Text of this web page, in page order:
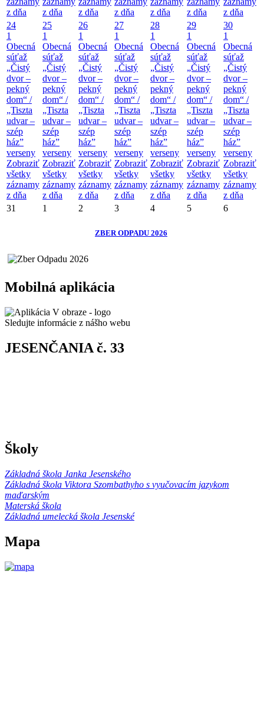
z dňa
z dňa
z dňa
z dňa
z dňa
z dňa
z dňa
24
1
Obecná
súťaž
„Čistý
dvor –
pekný
dom“ /
„Tiszta
udvar –
szép
ház”
verseny
Zobraziť
všetky
záznamy
z dňa
25
1
Obecná
súťaž
„Čistý
dvor –
pekný
dom“ /
„Tiszta
udvar –
szép
ház”
verseny
Zobraziť
všetky
záznamy
z dňa
26
1
Obecná
súťaž
„Čistý
dvor –
pekný
dom“ /
„Tiszta
udvar –
szép
ház”
verseny
Zobraziť
všetky
záznamy
z dňa
27
1
Obecná
súťaž
„Čistý
dvor –
pekný
dom“ /
„Tiszta
udvar –
szép
ház”
verseny
Zobraziť
všetky
záznamy
z dňa
28
1
Obecná
súťaž
„Čistý
dvor –
pekný
dom“ /
„Tiszta
udvar –
szép
ház”
verseny
Zobraziť
všetky
záznamy
z dňa
29
1
Obecná
súťaž
„Čistý
dvor –
pekný
dom“ /
„Tiszta
udvar –
szép
ház”
verseny
Zobraziť
všetky
záznamy
z dňa
30
1
Obecná
súťaž
„Čistý
dvor –
pekný
dom“ /
„Tiszta
udvar –
szép
ház”
verseny
Zobraziť
všetky
záznamy
z dňa
31
1 2 3 4 5 6
ZBER ODPADU 2026
Mobilná aplikácia
Sledujte informácie z nášho webu
JESENČANIA č. 33
Školy
Základná škola Janka Jesenského
Základná škola Viktora Szombathyho s vyučovacím jazykom
maďarským
Materská škola
Základná umelecká škola Jesenské
Mapa